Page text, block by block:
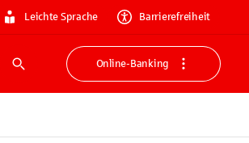
Leichte Sprache Barrierefreiheit
Suche
Online-Banking